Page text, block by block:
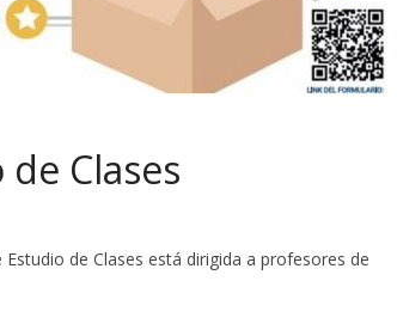
Clases
de Clases está dirigida a profesores de